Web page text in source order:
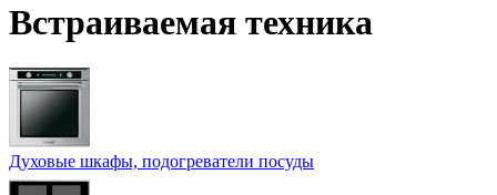
Встраиваемая техника
Духовые шкафы, подогреватели посуды